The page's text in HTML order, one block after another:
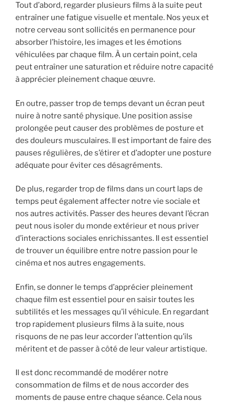
Tout d’abord, regarder plusieurs films à la suite peut
entraîner une fatigue visuelle et mentale. Nos yeux et
notre cerveau sont sollicités en permanence pour
absorber l’histoire, les images et les émotions
véhiculées par chaque film. À un certain point, cela
peut entraîner une saturation et réduire notre capacité
à apprécier pleinement chaque œuvre.
En outre, passer trop de temps devant un écran peut
nuire à notre santé physique. Une position assise
prolongée peut causer des problèmes de posture et
des douleurs musculaires. Il est important de faire des
pauses régulières, de s’étirer et d’adopter une posture
adéquate pour éviter ces désagréments.
De plus, regarder trop de films dans un court laps de
temps peut également affecter notre vie sociale et
nos autres activités. Passer des heures devant l’écran
peut nous isoler du monde extérieur et nous priver
d’interactions sociales enrichissantes. Il est essentiel
de trouver un équilibre entre notre passion pour le
cinéma et nos autres engagements.
Enfin, se donner le temps d’apprécier pleinement
chaque film est essentiel pour en saisir toutes les
subtilités et les messages qu’il véhicule. En regardant
trop rapidement plusieurs films à la suite, nous
risquons de ne pas leur accorder l’attention qu’ils
méritent et de passer à côté de leur valeur artistique.
Il est donc recommandé de modérer notre
consommation de films et de nous accorder des
moments de pause entre chaque séance. Cela nous